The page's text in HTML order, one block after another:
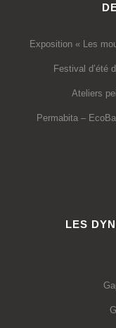
Exposition « Les
Festival d’été
Ateliers
Permabita –
LES